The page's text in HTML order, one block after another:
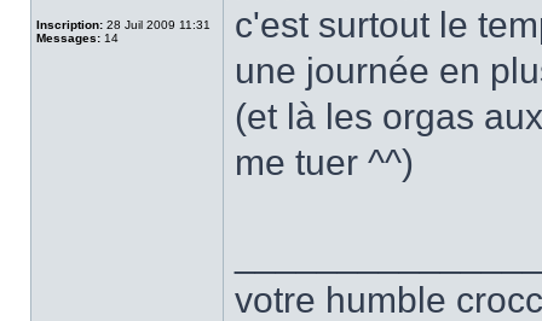
Inscription: 28 Juil 2009 11:31
Messages: 14
c'est surtout le
une journée en
(et là les orgas
me tuer ^^)
votre humble